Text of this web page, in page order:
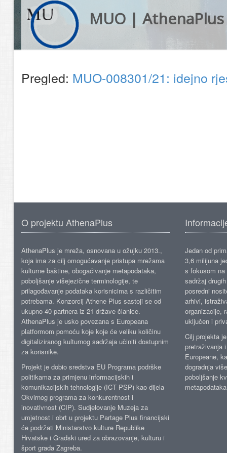
MUO | AthenaPlus
Pregled: MUO-008301/21: idejno
O projektu AthenaPlus
AthenaPlus je mreža, osnovana u ožujku 2013.,
koja ima za cilj omogućavanje pristupa mrežama
kulturne baštine, obogaćivanje metapodataka,
poboljšanje višejezične terminologije, te
prilagođavanje podataka korisnicima s različitim
potrebama. Konzorcij Athene Plus sastoji se od
ukupno 40 partnera iz 21 države članice.
AthenaPlus je usko povezana s Europeana
platformom pomoću koje koje će veliku količinu
digitaliziranog kulturnog sadržaja učiniti dostupnim
za korisnike.
Projekt je dobio sredstva EU Programa podrške
politikama za primjenu informacijskih i
komunikacijskih tehnologije (ICT PSP) kao dijela
Okvirnog programa za konkurentnost i
inovativnost (CIP). Sudjelovanje Muzeja za
umjetnost i obrt u projektu Partage Plus financijski
će podržati Ministarstvo kulture Republike
Hrvatske i Gradski ured za obrazovanje, kulturu i
šport grada Zagreba.
Jedan od
3,6 milijuna
s fokusom
sadržaj
posredni
arhivi,
organizacije,
uključen i
Cilj projekta
pretraživanja
Europeane,
dogradnja
poboljšanje